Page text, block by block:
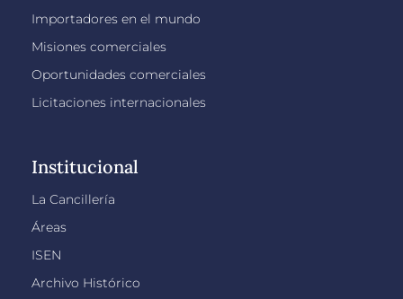
Importadores en el mundo
Misiones comerciales
Oportunidades comerciales
Licitaciones internacionales
Institucional
La Cancillería
Áreas
ISEN
Archivo Histórico